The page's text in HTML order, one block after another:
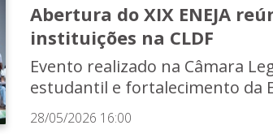
Abertura do XIX ENEJA
instituições na CLDF
Evento realizado na Câmara
estudantil e fortalecimento da
28/05/2026 16:00